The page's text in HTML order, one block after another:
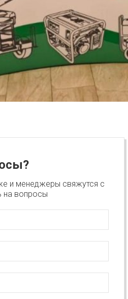
и менеджеры свяжутся с
на вопросы